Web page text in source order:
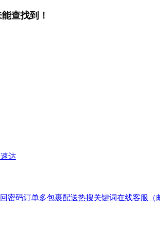
查找到！
达
密码订单多包裹配送热搜关键词在线客服（